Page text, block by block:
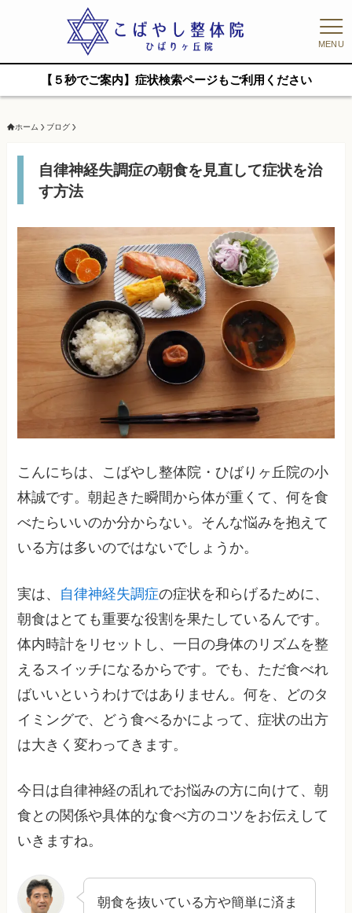
MENU
【５秒でご案内】症状検索ページもご利用ください
ホーム ブログ
自律神経失調症の朝食を見直して症状を治
す方法
こんにちは、こばやし整体院・ひばりヶ丘院の小
林誠です。朝起きた瞬間から体が重くて、何を食
べたらいいのか分からない。そんな悩みを抱えて
いる方は多いのではないでしょうか。
実は、 自律神経失調症の症状を和らげるために、
朝食はとても重要な役割を果たしているんです。
体内時計をリセットし、一日の身体のリズムを整
えるスイッチになるからです。でも、ただ食べれ
ばいいというわけではありません。何を、どのタ
イミングで、どう食べるかによって、症状の出方
は大きく変わってきます。
今日は自律神経の乱れでお悩みの方に向けて、朝
食との関係や具体的な食べ方のコツをお伝えして
いきますね。
朝食を抜いている方や簡単に済ま